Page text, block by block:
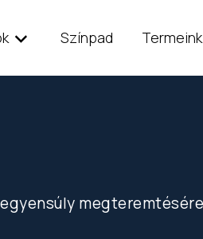
Színpad Termeink